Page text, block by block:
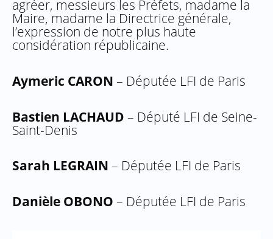
agréer, messieurs les Préfets, madame la
Maire, madame la Directrice générale,
l’expression de notre plus haute
considération républicaine.
Aymeric CARON – Députée LFI de Paris
Bastien LACHAUD – Député LFI de Seine-
Saint-Denis
Sarah LEGRAIN – Députée LFI de Paris
Danièle OBONO – Députée LFI de Paris